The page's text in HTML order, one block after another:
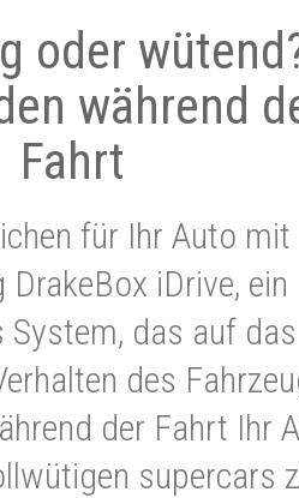
oder
während
Fahrt
für Ihr Auto mit
DrakeBox iDrive, ein
System, das auf das
des
der Fahrt Ihr
supercars